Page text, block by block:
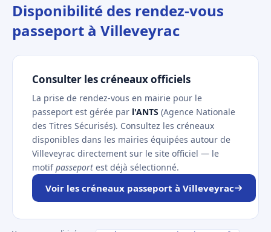
Disponibilité des rendez-vous
passeport à Villeveyrac
Consulter les créneaux officiels
La prise de rendez-vous en mairie pour le
passeport est gérée par l'ANTS (Agence Nationale
des Titres Sécurisés). Consultez les créneaux
disponibles dans les mairies équipées autour de
Villeveyrac directement sur le site officiel — le
motifpasseport est déjà sélectionné.
Voir les créneaux passeport à Villeveyrac